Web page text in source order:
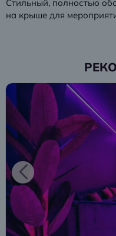
Стильный, полностью
на крыше для